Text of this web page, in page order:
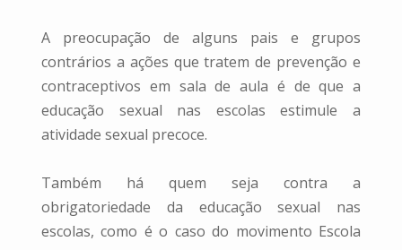
A preocupação de alguns pais e grupos
contrários a ações que tratem de prevenção e
contraceptivos em sala de aula é de que a
educação sexual nas escolas estimule a
atividade sexual precoce.
Também há quem seja contra a
obrigatoriedade da educação sexual nas
escolas, como é o caso do movimento Escola